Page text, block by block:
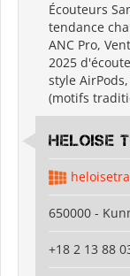
Écouteurs
tendance
ANC Pro,
2025
style
(motifs
Heloise
650000 -
+18 2 13 88